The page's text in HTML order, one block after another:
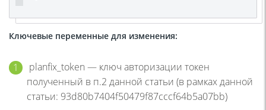
Ключевые переменные для изменения:
planfix_token — ключ авторизации токен
полученный в п.2 данной статьи (в рамках данной
статьи: 93d80b7404f50479f87cccf64b5a07bb)